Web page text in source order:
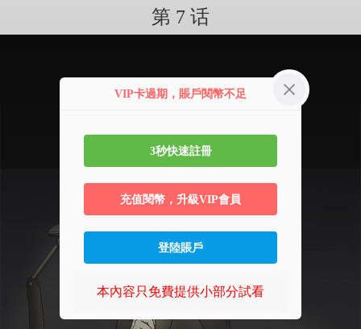
第 7 话
VIP卡過期，賬戶閱幣不足
3秒快速註冊
充值閱幣，升級VIP會員
登陸賬戶
本內容只免費提供小部分試看